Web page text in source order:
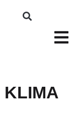
KLIMA